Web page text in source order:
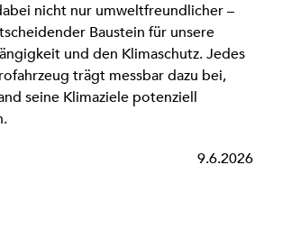
nicht nur umweltfreundlicher –
Baustein für unsere
und den Klimaschutz. Jedes
trägt messbar dazu bei,
seine Klimaziele potenziell
9.6.2026